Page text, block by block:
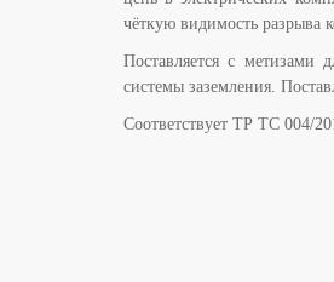
чёткую видимость разрыва
Поставляется с
системы заземления.
Соответствует ТР ТС 004/